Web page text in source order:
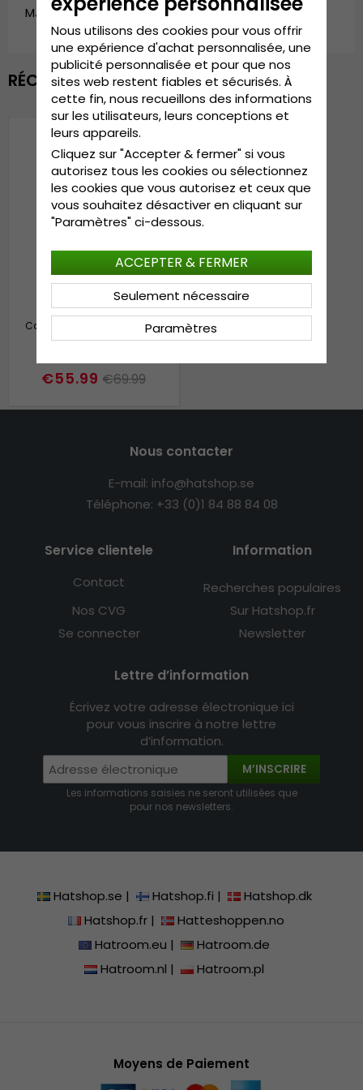
MJM_01015417203-blue-1
RÉCEMMENT VU
Casquettes - MJM Baseball
Cap (bleu)
€55.99 €69.99
Nous contacter
E-mail: info@hatshop.se
Téléphone: +33 (0)1 84 88 84 08
Service clientele
Contact
Nos CVG
Se connecter
Information
Recherches populaires
Sur Hatshop.fr
Newsletter
Lettre d’information
Écrivez votre adresse électronique ici
pour vous inscrire à notre lettre
d’information.
M’INSCRIRE
Les informations saisies ne seront utilisées que
pour nos newsletters.
Hatshop.se | Hatshop.fi |
Hatshop.dk
Hatshop.fr|
Hatteshoppen.no
Hatroom.eu |
Hatroom.de
Hatroom.nl | Hatroom.pl
Moyens de Paiement
Nous utilisons des cookies pour vous offrir
une expérience d'achat personnalisée, une
publicité personnalisée et pour que nos
sites web restent fiables et sécurisés. À
cette fin, nous recueillons des informations
sur les utilisateurs, leurs conceptions et
leurs appareils.
Cliquez sur "Accepter & fermer" si vous
autorisez tous les cookies ou sélectionnez
les cookies que vous autorisez et ceux que
vous souhaitez désactiver en cliquant sur
"Paramètres" ci-dessous.
Paramètres
Seulement nécessaire
ACCEPTER & FERMER